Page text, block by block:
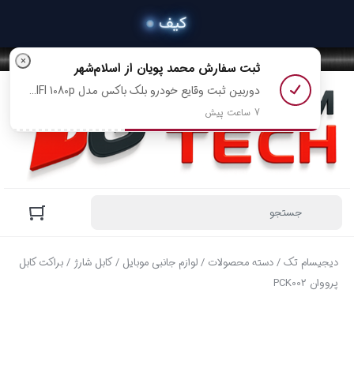
دیجیسام تک/دسته محصولات /لوازم جانبی موبایل /کابل شارژ / براکت کابل
پرووان PCK002
× ثبت سفارش محمد پویان از اسلام‌شهر
دوربین ثبت وقایع خودرو بلک باکس مدل A16 WIFI 1080p رو خرید کرد
7 ساعت پیش